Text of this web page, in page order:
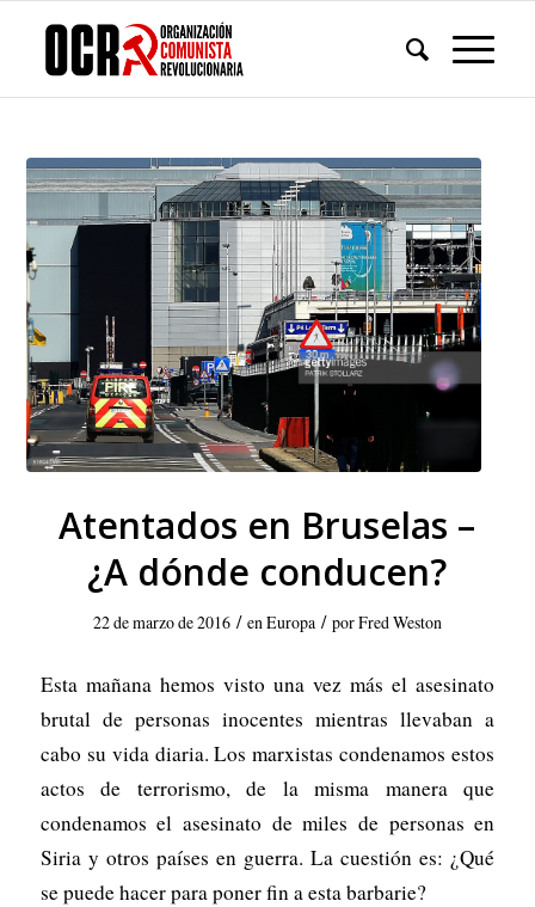
Atentados en Bruselas –
¿A dónde conducen?
22 de marzo de 2016 / enEuropa / porFred Weston
Esta mañana hemos visto una vez más el asesinato
brutal de personas inocentes mientras llevaban a
cabo su vida diaria. Los marxistas condenamos estos
actos de terrorismo, de la misma manera que
condenamos el asesinato de miles de personas en
Siria y otros países en guerra. La cuestión es: ¿Qué
se puede hacer para poner fin a esta barbarie?